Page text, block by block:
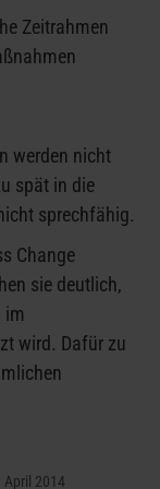
Zeitrahmen
werden nicht
spät in die
sprechfähig.
Change
sie deutlich,
im
wird. Dafür zu
April 2014